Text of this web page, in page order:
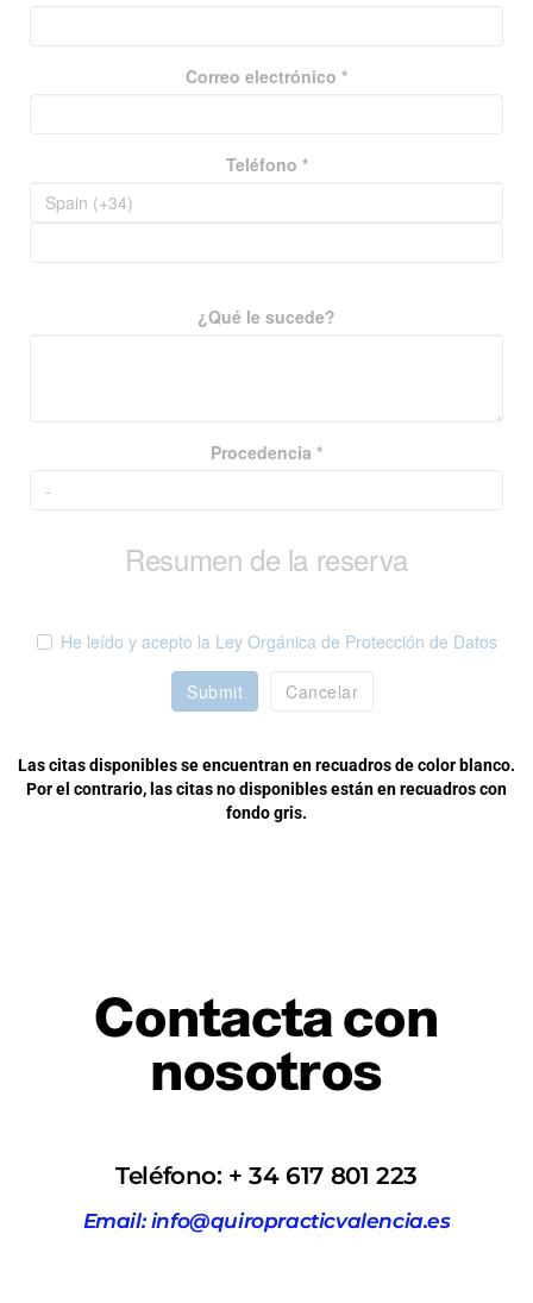
Correo electrónico *
Teléfono *
¿Qué le sucede?
Procedencia *
Resumen de la reserva
He leído y acepto la Ley Orgánica de Protección de Datos
Submit Cancelar
Las citas disponibles se encuentran en recuadros de color blanco.
Por el contrario, las citas no disponibles están en recuadros con
fondo gris.
Contacta con
nosotros
Teléfono: + 34 617 801 223
Email: info@quiropracticvalencia.es